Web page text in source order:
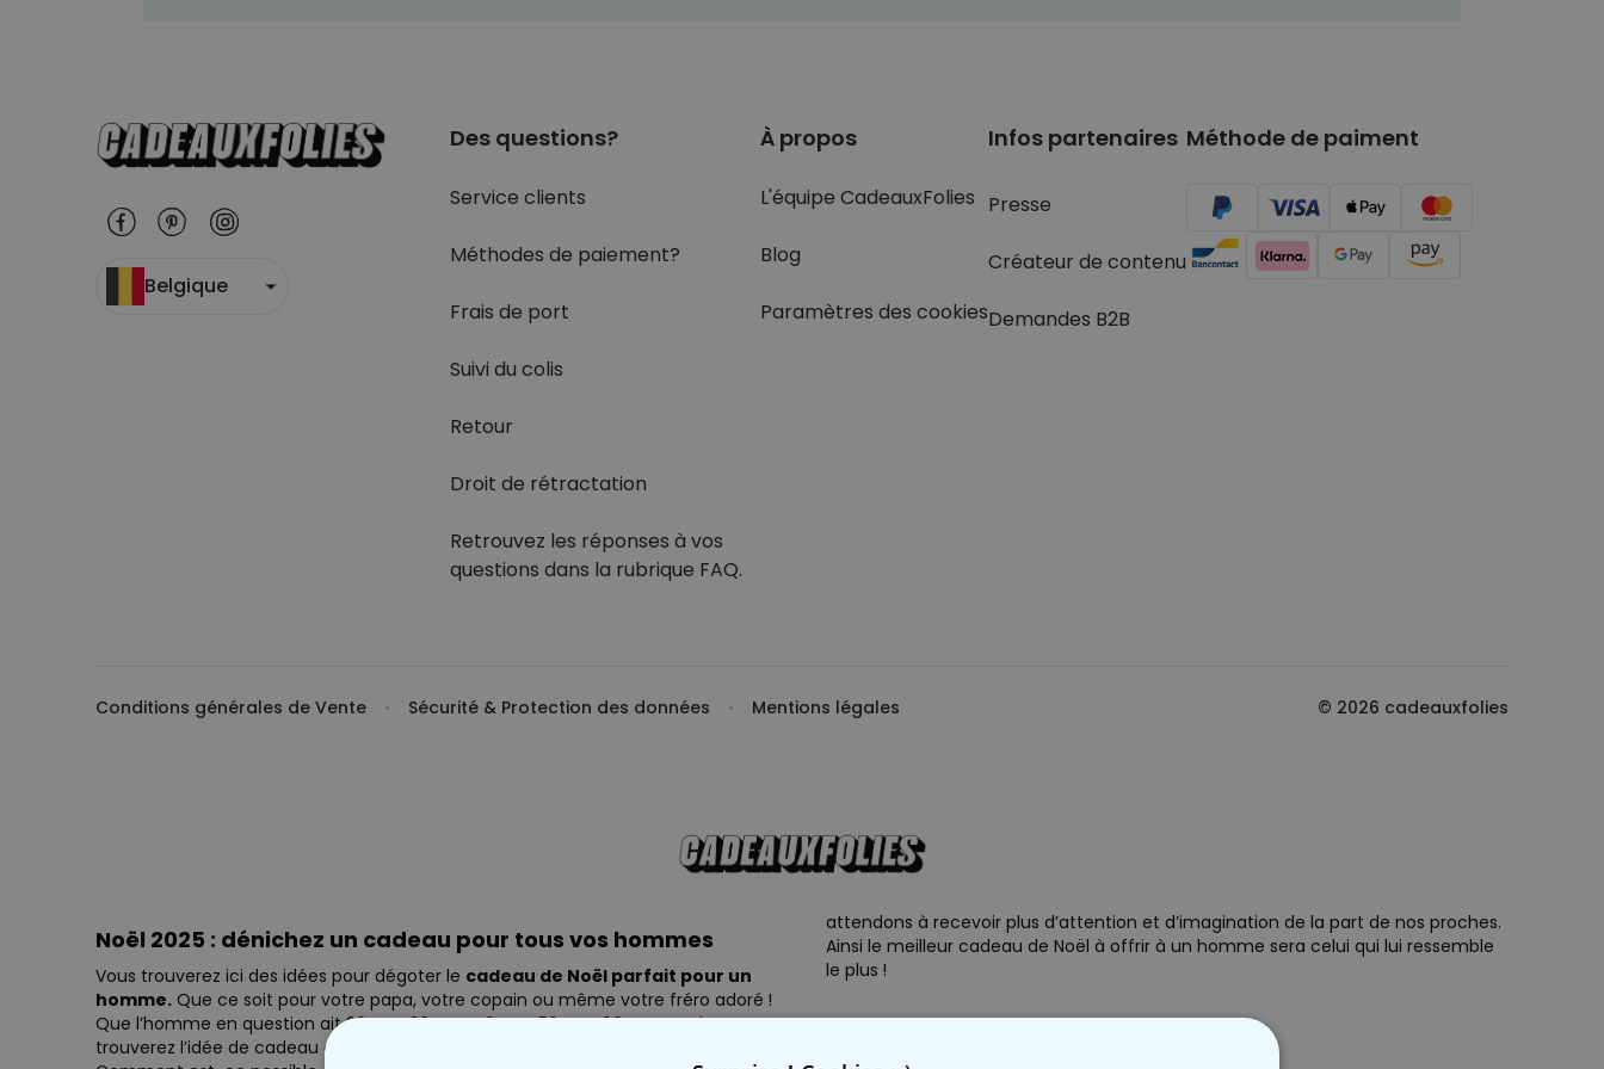
Belgique
Des questions?
Service clients
Méthodes de paiement?
Frais de port
Suivi du colis
Retour
Droit de rétractation
Retrouvez les réponses à vos
questions dans la rubrique FAQ.
À propos
L'équipe CadeauxFolies
Blog
Paramètres des cookies
Infos partenaires
Presse
Créateur de contenu
Demandes B2B
Méthode de paiment
Conditions générales de Vente Sécurité & Protection des données Mentions légales © 2026 cadeauxfolies
Noël 2025 : dénichez un cadeau pour tous vos hommes
Vous trouverez ici des idées pour dégoter le cadeau de Noël parfait pour un
homme. Que ce soit pour votre papa, votre copain ou même votre fréro adoré !
Que l’homme en question ait 20 ans, 30 ans, 40 ans, 50 ans, 60 ans ou plus, vous
trouverez l’idée de cadeau de Noël pour homme parfaite pour lui.
attendons à recevoir plus d’attention et d’imagination de la part de nos proches.
Ainsi le meilleur cadeau de Noël à offrir à un homme sera celui qui lui ressemble
le plus !